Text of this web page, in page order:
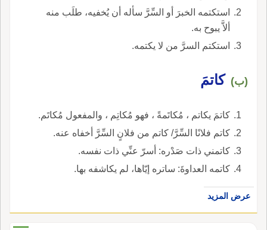
استكتمه الخبرَ أو السِّرَّ سأله أن يُخفيه، طلَب منه
ألاَّ يبوح به.
استكتم السرَّ من لا يكتمه.
(ب) كاتمَ
كاتمَ يكاتم ، مُكاتَمةً ، فهو مُكاتِم ، والمفعول مُكاتَم.
كاتم فلانًا السِّرَّ/ كاتم من فلانٍ السِّرَّ أخفاه عنه.
كاتمني ذات صَدْره: أسرّ عنِّي ذات نفسه.
كاتمه العداوةَ: ساتره إيّاها، لم يكاشفه بها.
عرض المزيد